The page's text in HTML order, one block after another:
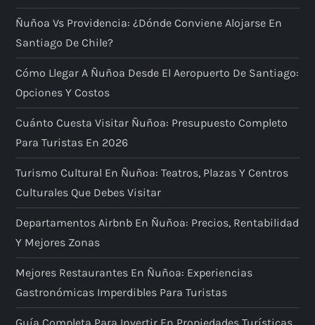
Ñuñoa Vs Providencia: ¿dónde Conviene Alojarse En
Santiago De Chile?
Cómo Llegar A Ñuñoa Desde El Aeropuerto De Santiago:
Opciones Y Costos
Cuánto Cuesta Visitar Ñuñoa: Presupuesto Completo
Para Turistas En 2026
Turismo Cultural En Ñuñoa: Teatros, Plazas Y Centros
Culturales Que Debes Visitar
Departamentos Airbnb En Ñuñoa: Precios, Rentabilidad
Y Mejores Zonas
Mejores Restaurantes En Ñuñoa: Experiencias
Gastronómicas Imperdibles Para Turistas